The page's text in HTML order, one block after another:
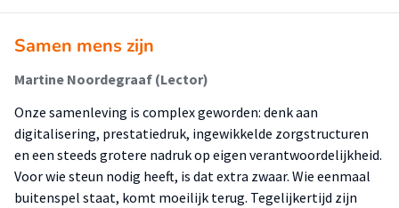
Samen mens zijn
Martine Noordegraaf (Lector)
Onze samenleving is complex geworden: denk aan
digitalisering, prestatiedruk, ingewikkelde zorgstructuren
en een steeds grotere nadruk op eigen verantwoordelijkheid.
Voor wie steun nodig heeft, is dat extra zwaar. Wie eenmaal
buitenspel staat, komt moeilijk terug. Tegelijkertijd zijn